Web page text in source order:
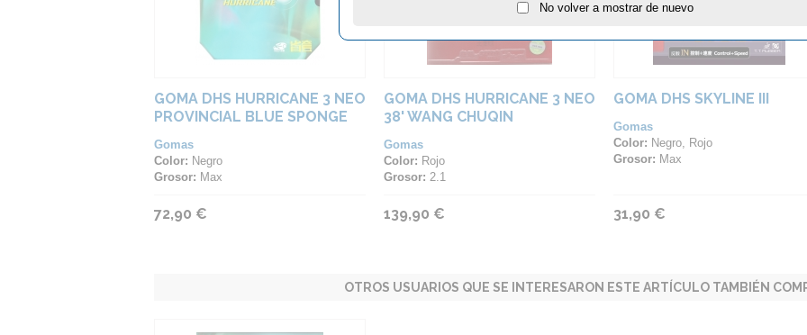
GOMA DHS HURRICANE 3 NEO
PROVINCIAL BLUE SPONGE
Gomas
Color: Negro
Grosor: Max
72,90 €
GOMA DHS HURRICANE 3 NEO
38' WANG CHUQIN
Gomas
Color: Rojo
Grosor: 2.1
139,90 €
GOMA DHS SKYLINE III
Gomas
Color: Negro, Rojo
Grosor: Max
31,90 €
OTROS USUARIOS QUE SE INTERESARON ESTE ARTÍCULO TAMBIÉN
No volver a mostrar de nuevo